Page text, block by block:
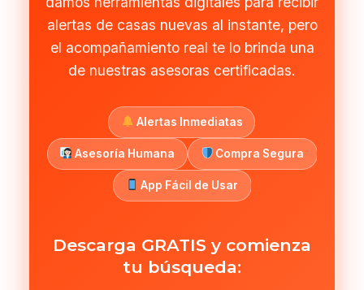
alertas de casas nuevas al instante, pero
el acompañamiento real te lo brinda una
de nuestras asesoras certificadas.
Alertas Inmediatas
Asesoría Humana Compra Segura
App Fácil de Usar
Descarga GRATIS y comienza
tu búsqueda: